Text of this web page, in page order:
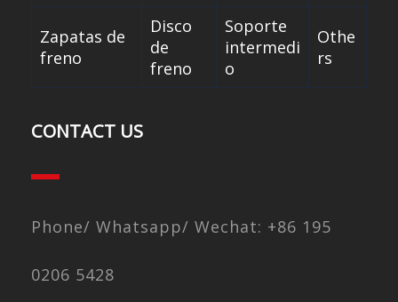
Zapatas de
freno
Disco
de
freno
Soporte
intermedi
o
Othe
rs
CONTACT US
Phone/ Whatsapp/ Wechat: +86 195
0206 5428